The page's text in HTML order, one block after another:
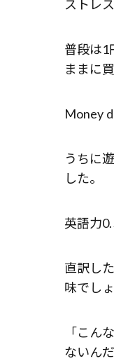
ストレ
普段は1
ままに
Money
うちに
した。
英語力
直訳し
味でしょ
「こん
ないん